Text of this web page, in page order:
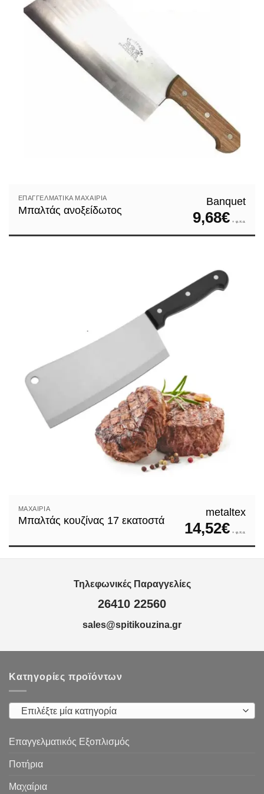
ΕΠΑΓΓΕΛΜΑΤΙΚΆ ΜΑΧΑΊΡΙΑ
Μπαλτάς ανοξείδωτος
Banquet
9,68€ + φ.π.α.
ΜΑΧΑΊΡΙΑ
Μπαλτάς κουζίνας 17 εκατοστά
metaltex
14,52€ + φ.π.α.
Τηλεφωνικές Παραγγελίες
26410 22560
sales@spitikouzina.gr
Κατηγορίες προϊόντων
Επιλέξτε μία κατηγορία
Επαγγελματικός Εξοπλισμός
Ποτήρια
Μαχαίρια